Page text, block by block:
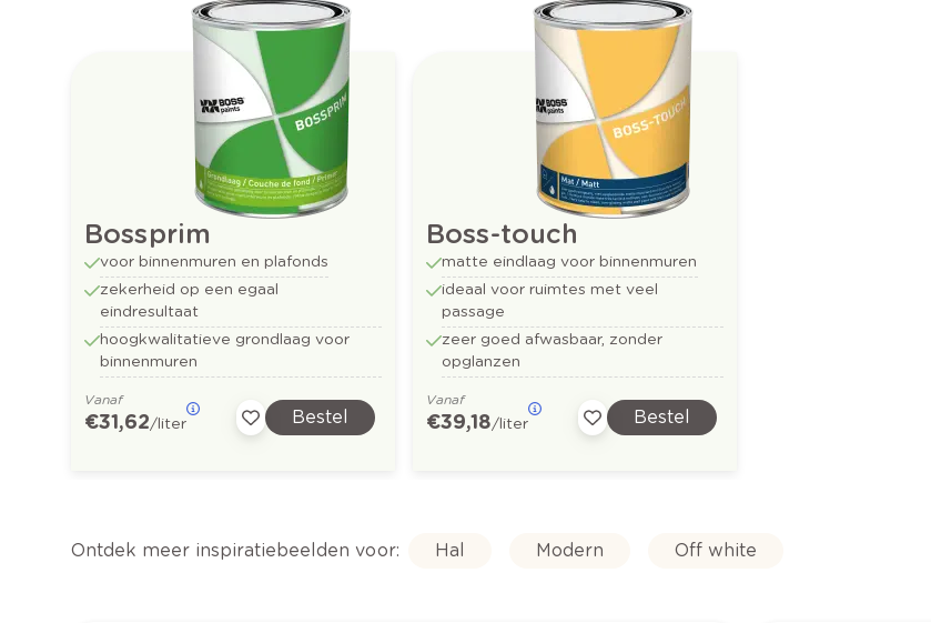
Bossprim
voor binnenmuren en plafonds
zekerheid op een egaal
eindresultaat
hoogkwalitatieve grondlaag voor
binnenmuren
Vanaf
€ 31,62/liter Bestel
Boss-touch
matte eindlaag voor binnenmuren
ideaal voor ruimtes met veel
passage
zeer goed afwasbaar, zonder
opglanzen
Vanaf
€ 39,18/liter Bestel
Ontdek meer inspiratiebeelden voor: Hal Modern Off white